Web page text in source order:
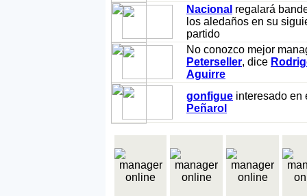
Nacional regalará
los aledaños en su
partido
No conozco mejor
Peterseller, dice
Aguirre
gonfigue interesado en
Peñarol